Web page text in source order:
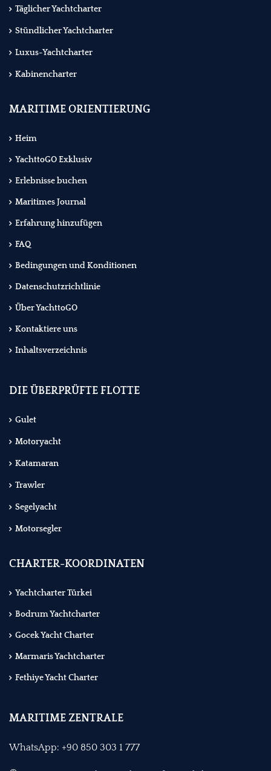
Täglicher Yachtcharter
Stündlicher Yachtcharter
Luxus-Yachtcharter
Kabinencharter
MARITIME ORIENTIERUNG
Heim
YachttoGO Exklusiv
Erlebnisse buchen
Maritimes Journal
Erfahrung hinzufügen
FAQ
Bedingungen und Konditionen
Datenschutzrichtlinie
Über YachttoGO
Kontaktiere uns
Inhaltsverzeichnis
DIE ÜBERPRÜFTE FLOTTE
Gulet
Motoryacht
Katamaran
Trawler
Segelyacht
Motorsegler
CHARTER-KOORDINATEN
Yachtcharter Türkei
Bodrum Yachtcharter
Gocek Yacht Charter
Marmaris Yachtcharter
Fethiye Yacht Charter
MARITIME ZENTRALE
WhatsApp: +90 850 303 1 777